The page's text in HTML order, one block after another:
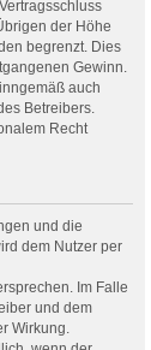
der Höhe
begrenzt. Dies
Gewinn.
auch
Betreibers.
Recht
und die
dem Nutzer per
Im Falle
und dem
Wirkung.